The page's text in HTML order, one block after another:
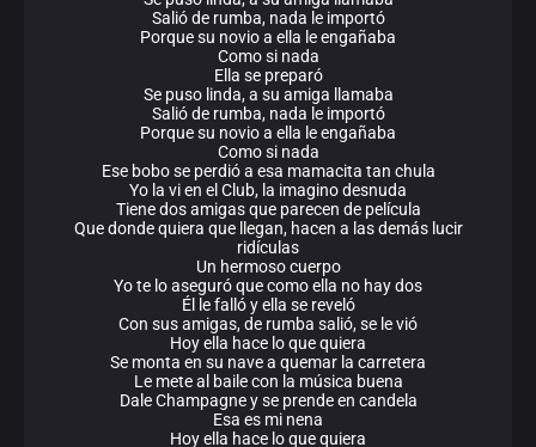
Salió de rumba, nada le importó
Porque su novio a ella le engañaba
Como si nada
Ella se preparó
Se puso linda, a su amiga llamaba
Salió de rumba, nada le importó
Porque su novio a ella le engañaba
Como si nada
Ese bobo se perdió a esa mamacita tan chula
Yo la vi en el Club, la imagino desnuda
Tiene dos amigas que parecen de película
Que donde quiera que llegan, hacen a las demás lucir
ridículas
Un hermoso cuerpo
Yo te lo aseguró que como ella no hay dos
Él le falló y ella se reveló
Con sus amigas, de rumba salió, se le vió
Hoy ella hace lo que quiera
Se monta en su nave a quemar la carretera
Le mete al baile con la música buena
Dale Champagne y se prende en candela
Esa es mi nena
Hoy ella hace lo que quiera